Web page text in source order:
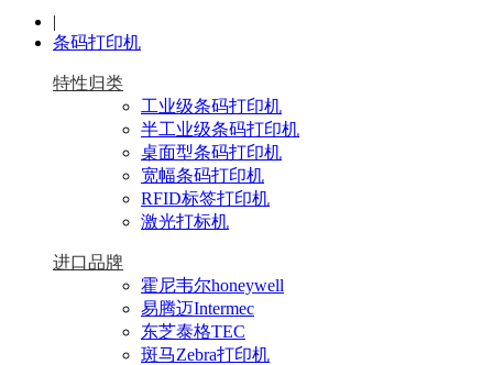
|
条码打印机
特性归类
工业级条码打印机
半工业级条码打印机
桌面型条码打印机
宽幅条码打印机
RFID标签打印机
激光打标机
进口品牌
霍尼韦尔honeywell
易腾迈Intermec
东芝泰格TEC
斑马Zebra打印机